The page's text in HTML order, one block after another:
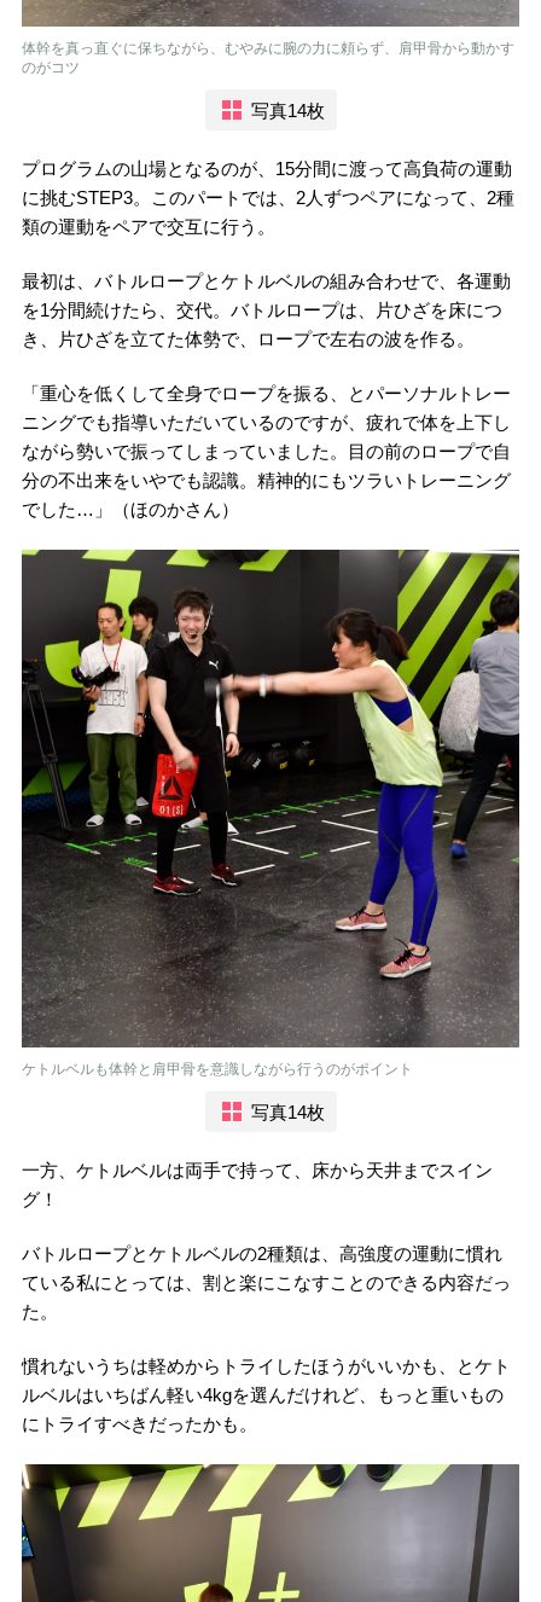
体幹を真っ直ぐに保ちながら、むやみに腕の力に頼らず、肩甲骨から動かす
のがコツ
写真14枚
プログラムの山場となるのが、15分間に渡って高負荷の運動
に挑むSTEP3。このパートでは、2人ずつペアになって、2種
類の運動をペアで交互に行う。
最初は、バトルロープとケトルベルの組み合わせで、各運動
を1分間続けたら、交代。バトルロープは、片ひざを床につ
き、片ひざを立てた体勢で、ロープで左右の波を作る。
「重心を低くして全身でロープを振る、とパーソナルトレー
ニングでも指導いただいているのですが、疲れで体を上下し
ながら勢いで振ってしまっていました。目の前のロープで自
分の不出来をいやでも認識。精神的にもツラいトレーニング
でした…」（ほのかさん）
ケトルベルも体幹と肩甲骨を意識しながら行うのがポイント
写真14枚
一方、ケトルベルは両手で持って、床から天井までスイン
グ！
バトルロープとケトルベルの2種類は、高強度の運動に慣れ
ている私にとっては、割と楽にこなすことのできる内容だっ
た。
慣れないうちは軽めからトライしたほうがいいかも、とケト
ルベルはいちばん軽い4kgを選んだけれど、もっと重いもの
にトライすべきだったかも。